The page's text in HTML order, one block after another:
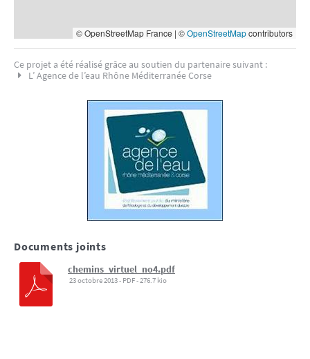
© OpenStreetMap France | ©OpenStreetMapcontributors
Ce projet a été réalisé grâce au soutien du partenaire suivant :
L’ Agence de l’eau Rhône Méditerranée Corse
Documents joints
chemins_virtuel_no4.pdf
23 octobre 2013- PDF-276.7 kio